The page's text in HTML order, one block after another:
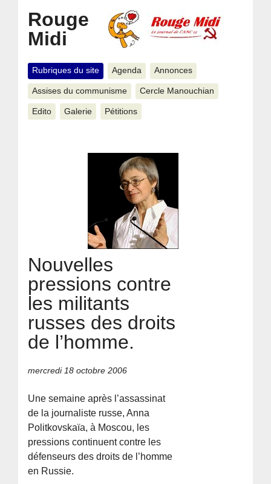
Rouge
Midi
Rubriques du site Agenda Annonces
Assises du communisme Cercle Manouchian
Edito Galerie Pétitions
Nouvelles
pressions contre
les militants
russes des droits
de l’homme.
mercredi 18 octobre 2006
Une semaine après l’assassinat
de la journaliste russe, Anna
Politkovskaïa, à Moscou, les
pressions continuent contre les
défenseurs des droits de l’homme
en Russie.